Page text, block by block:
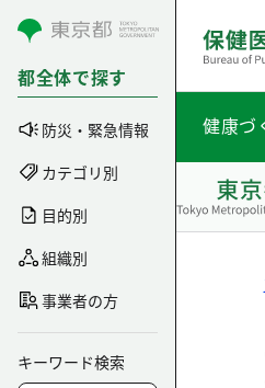
コンテンツにスキップ
都全体で探す
防災・緊急情報
カテゴリ別
目的別
組織別
事業者の方
キーワード検索
健康づ